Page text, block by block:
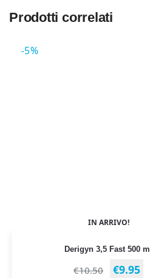
Prodotti correlati
-5%
IN ARRIVO!
Derigyn 3,5 Fast 500 ml
€10.50 €9.95